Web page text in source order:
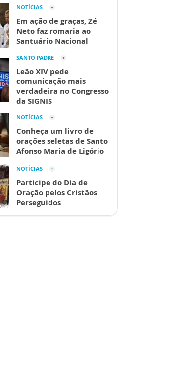
NOTÍCIAS
Em ação de graças, Zé
Neto faz romaria ao
Santuário Nacional
SANTO PADRE
Leão XIV pede
comunicação mais
verdadeira no Congresso
da SIGNIS
NOTÍCIAS
Conheça um livro de
orações seletas de Santo
Afonso Maria de Ligório
NOTÍCIAS
Participe do Dia de
Oração pelos Cristãos
Perseguidos